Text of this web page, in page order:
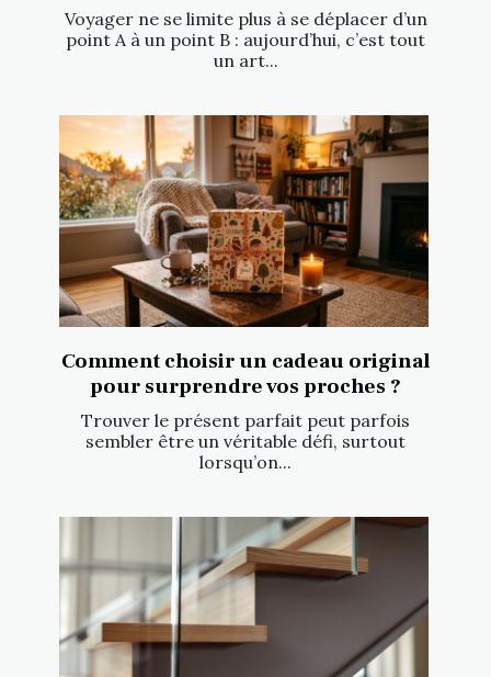
Voyager ne se limite plus à se déplacer d’un
point A à un point B : aujourd’hui, c’est tout
un art...
Comment choisir un cadeau original
pour surprendre vos proches ?
Trouver le présent parfait peut parfois
sembler être un véritable défi, surtout
lorsqu’on...